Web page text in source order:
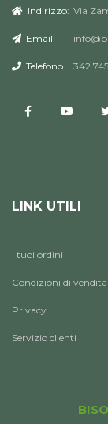
Indirizzo: Via
Email
Telefono 342
LINK UTILI
I tuoi ordini
Condizioni di vendita
Privacy
Servizio clienti